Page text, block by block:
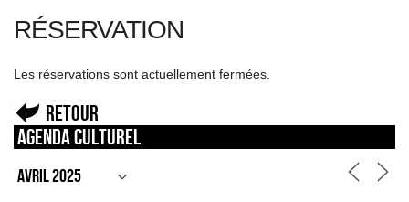
RÉSERVATION
Les réservations sont actuellement fermées.
Retour
Agenda culturel